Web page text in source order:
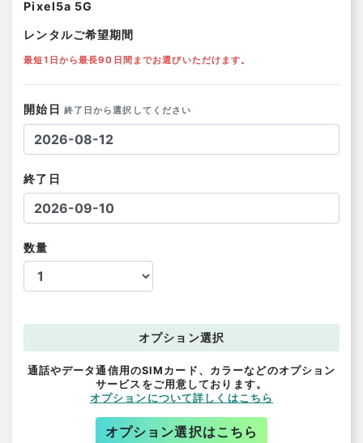
Pixel5a 5G
レンタルご希望期間
最短1日から最長90日間までお選びいただけます。
開始日 終了日から選択してください
終了日
数量
オプション選択
通話やデータ通信用のSIMカード、カラーなどのオプション
サービスをご用意しております。
オプションについて詳しくはこちら
オプション選択はこちら